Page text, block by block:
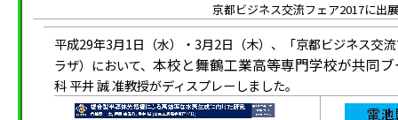
京都ビジネス交流フェア2017に出
平成29年3月1日（水）・3月2日（木）、「京都ビジネス交
ラザ）において、 本校と舞鶴工業高等専門学校が共同
科 平井 誠 准教授がディスプレーしました。